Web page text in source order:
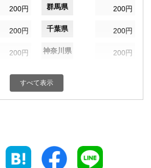
200円 群馬県 200円
200円 千葉県 200円
200円 神奈川県 200円
200円 富山県
200円 三重県
すべて表示